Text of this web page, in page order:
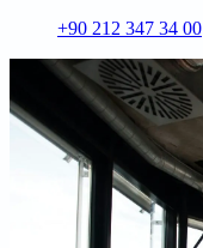
+90 212 347 34 00